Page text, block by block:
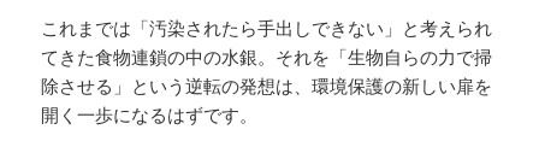
これまでは「汚染されたら手出しできない」と考えられ
てきた食物連鎖の中の水銀。それを「生物自らの力で掃
除させる」という逆転の発想は、環境保護の新しい扉を
開く一歩になるはずです。